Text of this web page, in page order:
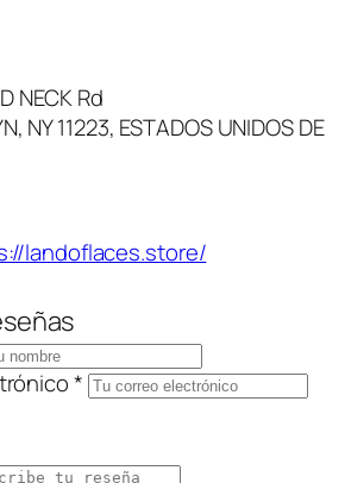
NECK Rd
NY 11223, ESTADOS UNIDOS DE
landoflaces.store/
*